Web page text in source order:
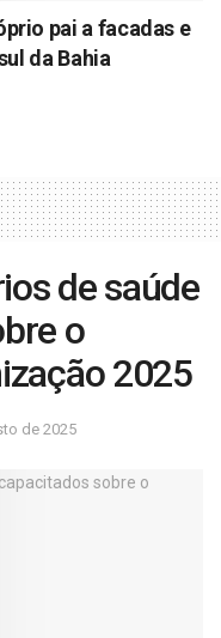
pai a facadas e
da Bahia
de saúde
o
2025
de 2025